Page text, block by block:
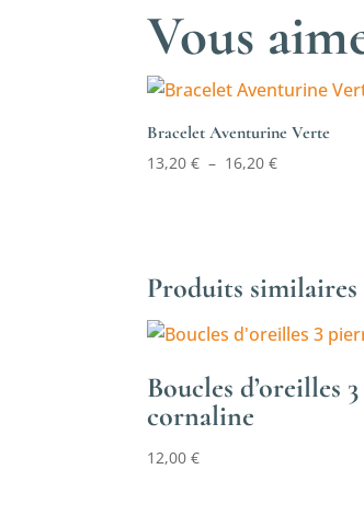
Vous
Bracelet Aventurine Verte
13,20€ – 16,20€Plage
16,20 €
Produits similaires
Boucles d’oreilles
cornaline
12,00€